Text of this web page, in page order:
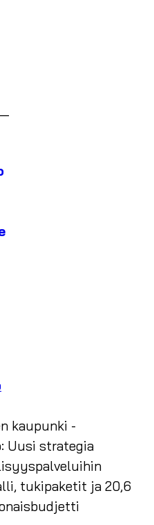
kaupunki -
Uusi strategia
tukipaketit ja 20,6